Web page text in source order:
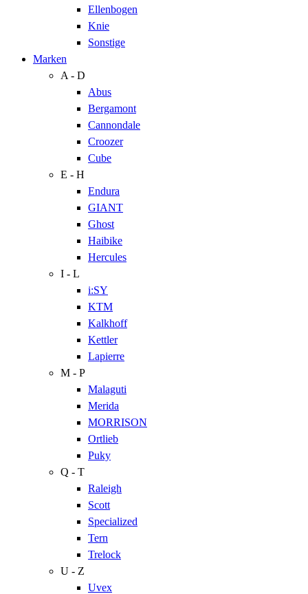
Ellenbogen
Knie
Sonstige
Marken
A - D
Abus
Bergamont
Cannondale
Croozer
Cube
E - H
Endura
GIANT
Ghost
Haibike
Hercules
I - L
i:SY
KTM
Kalkhoff
Kettler
Lapierre
M - P
Malaguti
Merida
MORRISON
Ortlieb
Puky
Q - T
Raleigh
Scott
Specialized
Tern
Trelock
U - Z
Uvex